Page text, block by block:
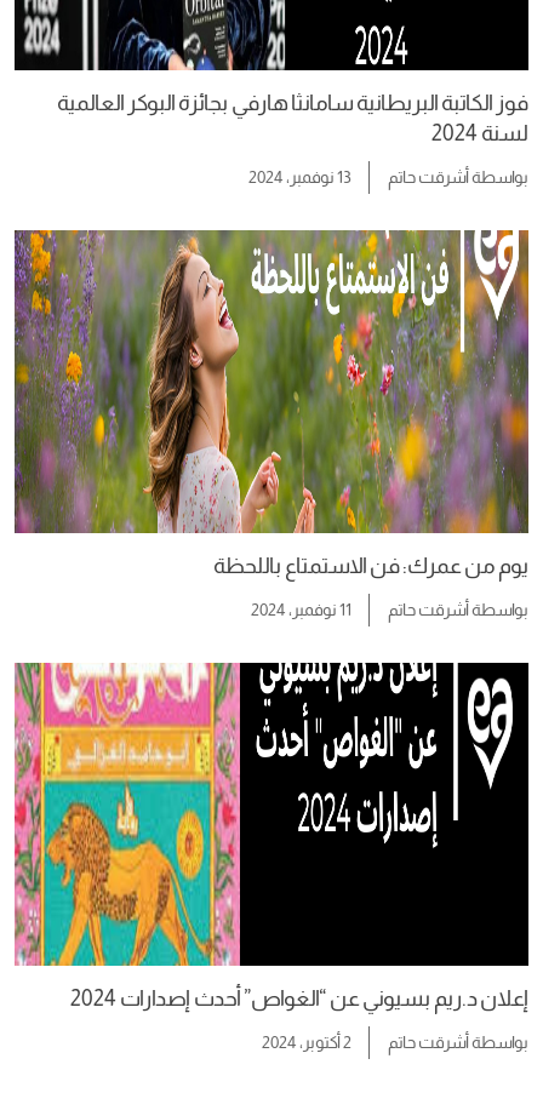
فوز الكاتبة البريطانية سامانثا هارفي بجائزة البوكر العالمية
لسنة 2024
بواسطةأشرقت حاتم 13 نوفمبر، 2024
يوم من عمرك: فن الاستمتاع باللحظة
بواسطةأشرقت حاتم 11 نوفمبر، 2024
إعلان د.ريم بسيوني عن “الغواص” أحدث إصدارات 2024
بواسطةأشرقت حاتم 2 أكتوبر، 2024